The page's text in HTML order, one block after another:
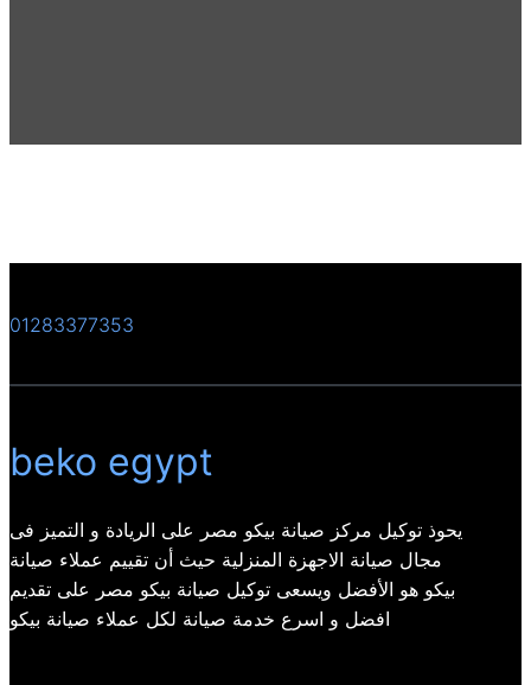
01283377353
beko egypt
يحوذ توكيل مركز صيانة بيكو مصر على الريادة و التميز فى
مجال صيانة الاجهزة المنزلية حيث أن تقييم عملاء صيانة
بيكو هو الأفضل ويسعى توكيل صيانة بيكو مصر على تقديم
افضل و اسرع خدمة صيانة لكل عملاء صيانة بيكو